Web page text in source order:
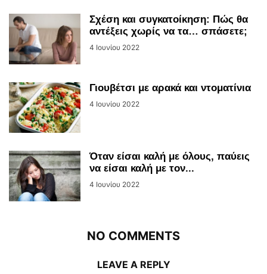
Σχέση και συγκατοίκηση: Πώς θα
αντέξεις χωρίς να τα… σπάσετε;
4 Ιουνίου 2022
Γιουβέτσι με αρακά και ντοματίνια
4 Ιουνίου 2022
Όταν είσαι καλή με όλους, παύεις
να είσαι καλή με τον...
4 Ιουνίου 2022
NO COMMENTS
LEAVE A REPLY